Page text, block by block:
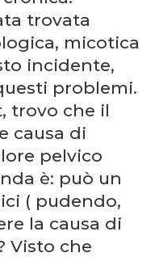
trovata
micotica
incidente,
problemi.
trovo che il
causa di
pelvico
è: può un
( pudendo,
la causa di
Visto che